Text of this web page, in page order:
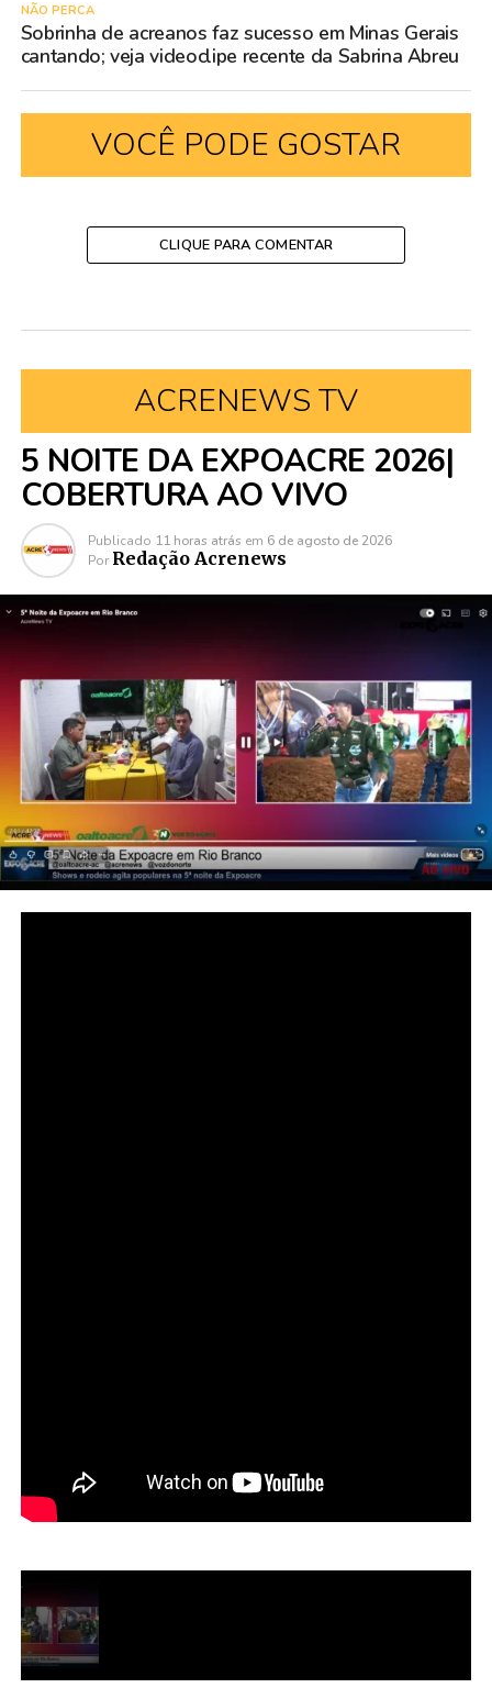
NÃO PERCA
Sobrinha de acreanos faz sucesso em Minas Gerais
cantando; veja videoclipe recente da Sabrina Abreu
VOCÊ PODE GOSTAR
CLIQUE PARA COMENTAR
ACRENEWS TV
5 NOITE DA EXPOACRE 2026|
COBERTURA AO VIVO
Publicado 11 horas atrás em 6 de agosto de 2026
Por Redação Acrenews